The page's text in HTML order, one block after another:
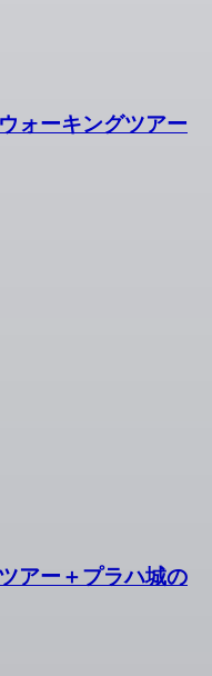
ォーキングツアー
アー＋プラハ城の